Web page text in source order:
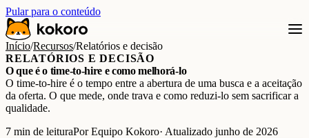
Pular para o conteúdo
Início/Recursos/Relatórios e decisão
RELATÓRIOS E DECISÃO
O que é o time-to-hire e como melhorá-lo
O time-to-hire é o tempo entre a abertura de uma busca e a aceitação
da oferta. O que mede, onde trava e como reduzi-lo sem sacrificar a
qualidade.
7 min de leituraPor Equipo Kokoro· Atualizado junho de 2026